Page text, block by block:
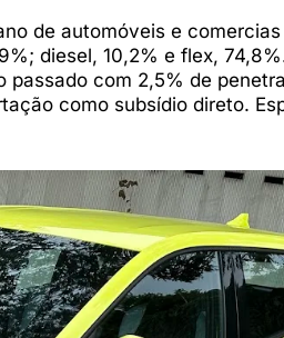
de automóveis e
diesel, 10,2% e flex,
com 2,5% de
como subsídio direto.